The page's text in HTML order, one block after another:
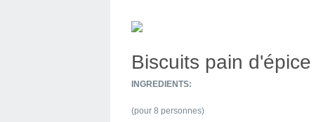
Biscuits pain d'épice
INGREDIENTS:
(pour 8 personnes)